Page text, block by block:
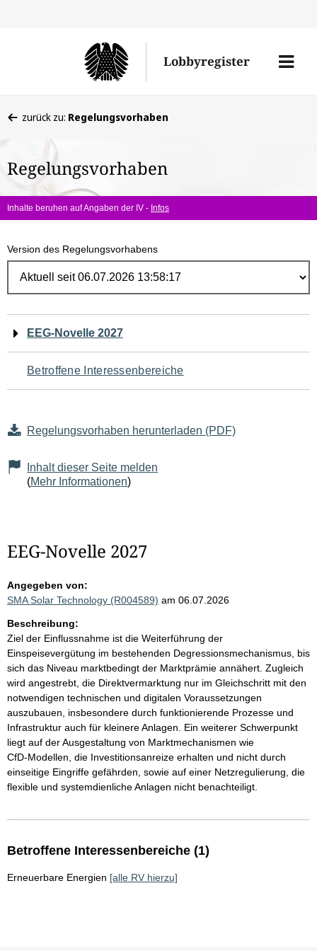
Lobbyregister
Menü
befinden
hier:
zurück zu: Regelungsvorhaben
Regelungsvorhaben
Inhalte beruhen auf Angaben der IV - Infos
Version des Regelungsvorhabens
Navigation
für
den
Seiteninhalt
EEG-Novelle 2027
Betroffene Interessenbereiche
Regelungsvorhaben herunterladen (PDF)
Inhalt dieser Seite melden
(Mehr Informationen)
EEG-Novelle 2027
Angegeben von:
SMA Solar Technology (R004589) am 06.07.2026
Beschreibung:
Ziel der Einflussnahme ist die Weiterführung der
Einspeisevergütung im bestehenden Degressionsmechanismus, bis
sich das Niveau marktbedingt der Marktprämie annähert. Zugleich
wird angestrebt, die Direktvermarktung nur im Gleichschritt mit den
notwendigen technischen und digitalen Voraussetzungen
auszubauen, insbesondere durch funktionierende Prozesse und
Infrastruktur auch für kleinere Anlagen. Ein weiterer Schwerpunkt
liegt auf der Ausgestaltung von Marktmechanismen wie
CfD‑Modellen, die Investitionsanreize erhalten und nicht durch
einseitige Eingriffe gefährden, sowie auf einer Netzregulierung, die
flexible und systemdienliche Anlagen nicht benachteiligt.
Betroffene Interessenbereiche (1)
Erneuerbare Energien [alle RV hierzu]